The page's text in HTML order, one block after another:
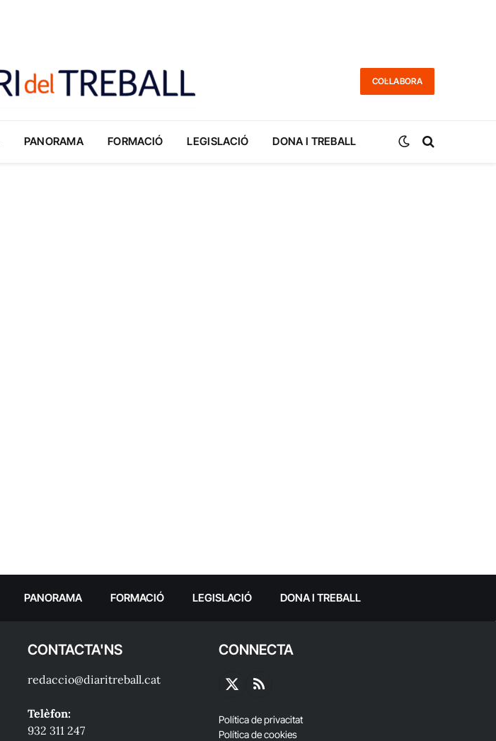
COL·LABORA
PANORAMA FORMACIÓ LEGISLACIÓ DONA I TREBALL
PANORAMA FORMACIÓ LEGISLACIÓ DONA I TREBALL
CONTACTA'NS
redaccio@diaritreball.cat
Telèfon:
932 311 247
CONNECTA
X
RSS
Política de privacitat
Política de cookies